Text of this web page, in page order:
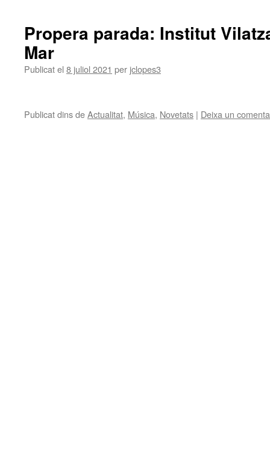
Propera parada: Institut
Mar
Publicat el 8 juliol 2021 per jclopes3
Publicat dins deActualitat, Música, Novetats | Deixa un